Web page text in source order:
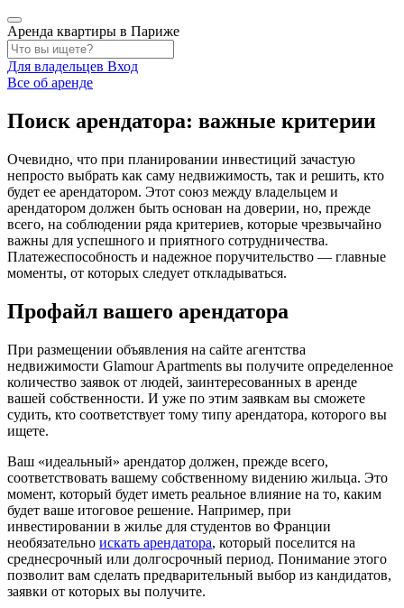
Аренда квартиры в Париже
Для владельцев Вход
Все об аренде
Поиск арендатора: важные критерии
Очевидно, что при планировании инвестиций зачастую
непросто выбрать как саму недвижимость, так и решить, кто
будет ее арендатором. Этот союз между владельцем и
арендатором должен быть основан на доверии, но, прежде
всего, на соблюдении ряда критериев, которые чрезвычайно
важны для успешного и приятного сотрудничества.
Платежеспособность и надежное поручительство — главные
моменты, от которых следует откладываться.
Профайл вашего арендатора
При размещении объявления на сайте агентства
недвижимости Glamour Apartments вы получите определенное
количество заявок от людей, заинтересованных в аренде
вашей собственности. И уже по этим заявкам вы сможете
судить, кто соответствует тому типу арендатора, которого вы
ищете.
Ваш «идеальный» арендатор должен, прежде всего,
соответствовать вашему собственному видению жильца. Это
момент, который будет иметь реальное влияние на то, каким
будет ваше итоговое решение. Например, при
инвестировании в жилье для студентов во Франции
необязательно искать арендатора, который поселится на
среднесрочный или долгосрочный период. Понимание этого
позволит вам сделать предварительный выбор из кандидатов,
заявки от которых вы получите.